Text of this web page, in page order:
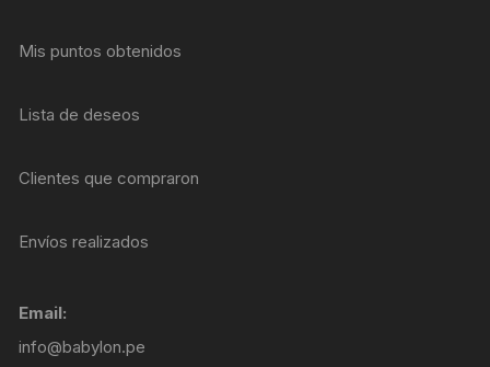
Mis puntos obtenidos
Lista de deseos
Clientes que compraron
Envíos realizados
Email:
info@babylon.pe